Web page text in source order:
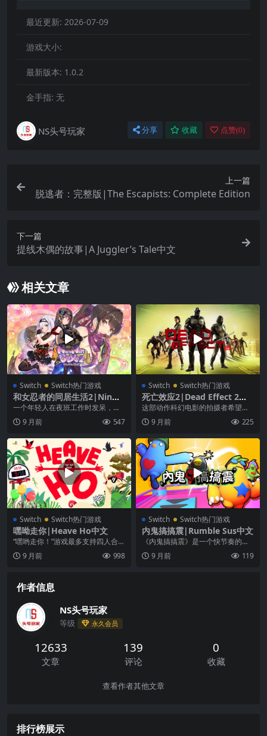
最近更新: 2026-07-09
游戏大小:
最新版本: 1.0.2
金手指: 无
NS头号玩家 分享 收藏 点赞(0)
上一篇
脱逃者：完整版|The Escapists: Complete Edition
下一篇
提线木偶的故事|A Juggler’s Tale中文
相关文章
Switch Switch热门游戏
和女忍者的同居生活2|NinNi
nDays 2中文
一个年轻人在夜班工作时发呆，一
个女孩进来买肉包子。 她旁边似乎
是她男友，他们买完...
9 月前 547
Switch Switch热门游戏
死亡效应2|Dead Effect 2汉
化
这部动作科幻电影的拍摄者希望通
过流畅的图形、丰富的叙事和 RPG
元素，将第一人称...
9 月前 225
Switch Switch热门游戏
嘿呦走你|Heave Ho中文
“嘿哟走你！”游戏最多支持四人合
作。游戏目的很简单——不要摔死
就好！玩家们只能依...
9 月前 998
Switch Switch热门游戏
内鬼搞搞震|Rumble Sus中文
《内鬼搞搞震》是一个快节奏的社
交推理聚会游戏。玩家在游戏开始
时可以通过手柄是否振...
9 月前 119
作者信息
NS头号玩家
等级 永久会员
12633
文章
139
评论
0
收藏
查看作者其他文章
排行榜展示